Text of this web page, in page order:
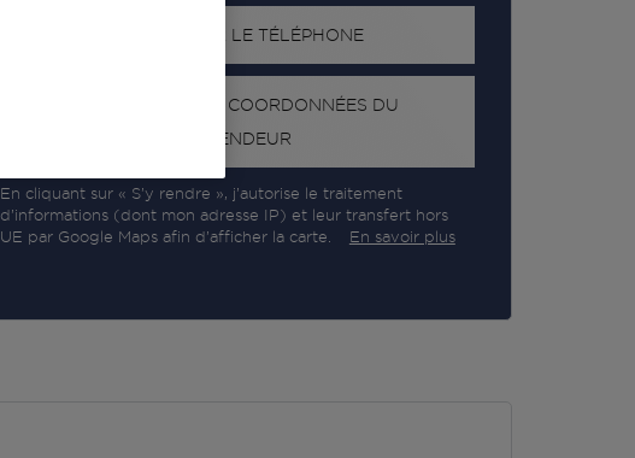
AFFICHER LE TÉLÉPHONE
RECEVOIR LES COORDONNÉES DU
REVENDEUR
En cliquant sur « S’y rendre », j’autorise le traitement
d’informations (dont mon adresse IP) et leur transfert hors
UE par Google Maps afin d’afficher la carte.
En savoir plus